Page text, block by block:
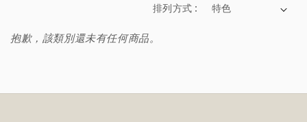
排列方式 :
抱歉，該類別還未有任何商品。